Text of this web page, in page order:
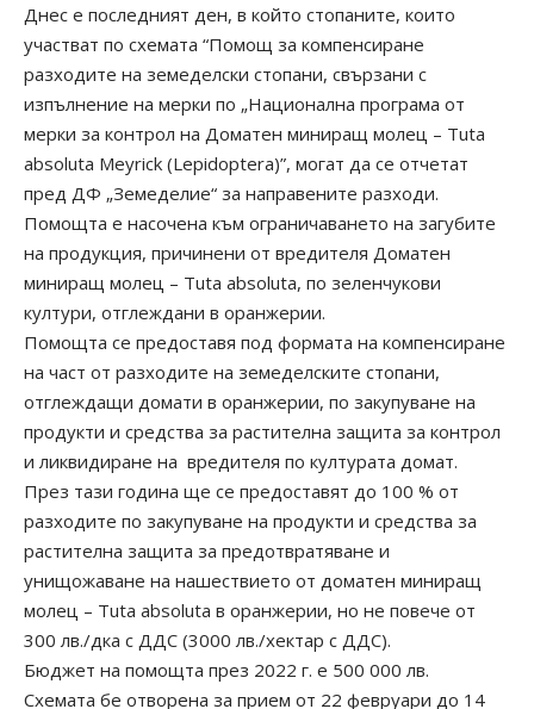
Днес е последният ден, в който стопаните, които
участват по схемата “Помощ за компенсиране
разходите на земеделски стопани, свързани с
изпълнение на мерки по „Национална програма от
мерки за контрол на Доматен миниращ молец – Tuta
absoluta Meyrick (Lepidoptera)”, могат да се отчетат
пред ДФ „Земеделие“ за направените разходи.
Помощта е насочена към ограничаването на загубите
на продукция, причинени от вредителя Доматен
миниращ молец – Tuta absoluta, по зеленчукови
култури, отглеждани в оранжерии.
Помощта се предоставя под формата на компенсиране
на част от разходите на земеделските стопани,
отглеждащи домати в оранжерии, по закупуване на
продукти и средства за растителна защита за контрол
и ликвидиране на вредителя по културата домат.
През тази година ще се предоставят до 100 % от
разходите по закупуване на продукти и средства за
растителна защита за предотвратяване и
унищожаване на нашествието от доматен миниращ
молец – Tuta absoluta в оранжерии, но не повече от
300 лв./дка с ДДС (3000 лв./хектар с ДДС).
Бюджет на помощта през 2022 г. е 500 000 лв.
Схемата бе отворена за прием от 22 февруари до 14